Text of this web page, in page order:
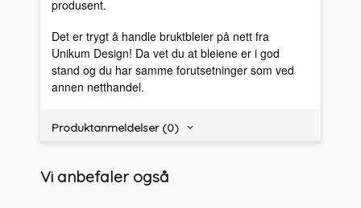
produsent.
Det er trygt å handle bruktbleier på nett fra
Unikum Design! Da vet du at bleiene er i god
stand og du har samme forutsetninger som ved
annen netthandel.
Produktanmeldelser (0)
Vi anbefaler også